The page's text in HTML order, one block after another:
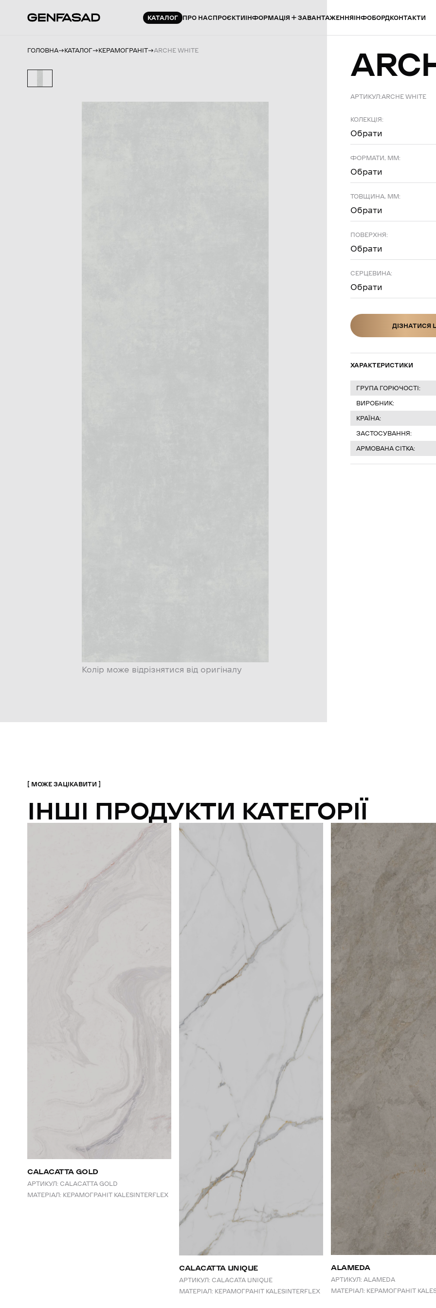
КАТАЛОГ ПРО НАСПРОЄКТИІНФОРМАЦІЯ ЗАВАНТАЖЕННЯІНФОБОРДКОНТАКТИ
ГОЛОВНА КАТАЛОГ КЕРАМОГРАНІТ ARCHE WHITE
Колір може відрізнятися від оригіналу
АРТИКУЛ:ARCHE WHITE
КОЛЕКЦІЯ:
Обрати
ФОРМАТИ, ММ:
Обрати
ТОВЩИНА, ММ:
Обрати
ПОВЕРХНЯ:
Обрати
СЕРЦЕВИНА:
Обрати
ДІЗНАТИСЯ
ХАРАКТЕРИСТИКИ
ГРУПА ГОРЮЧОСТІ:
ВИРОБНИК:
КРАЇНА:
ЗАСТОСУВАННЯ:
АРМОВАНА СІТКА:
МОЖЕ ЗАЦІКАВИТИ
ІНШІ ПРОДУКТИ КАТЕГОРІЇ
CALACATTA GOLD
АРТИКУЛ: CALACATTA GOLD
МАТЕРІАЛ: КЕРАМОГРАНІТ KALESINTERFLEX
СALACATTA UNIQUE
АРТИКУЛ: CALACATA UNIQUE
МАТЕРІАЛ: КЕРАМОГРАНІТ KALESINTERFLEX
ALAMEDA
АРТИКУЛ: ALAMEDA
МАТЕРІАЛ: КЕРАМОГРАНІТ